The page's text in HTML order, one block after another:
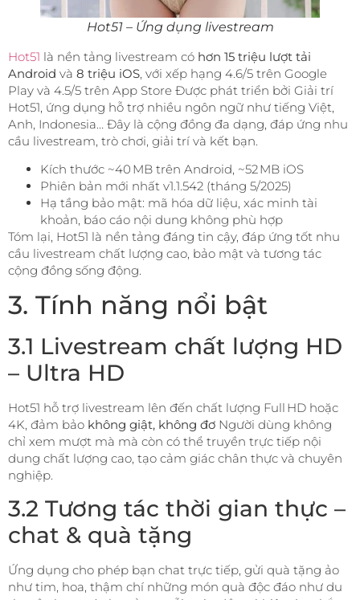
Hot51 – Ứng dụng livestream
Hot51 là nền tảng livestream có hơn 15 triệu lượt tải
Android và 8 triệu iOS , với xếp hạng 4.6/5 trên Google
Play và 4.5/5 trên App Store Được phát triển bởi Giải trí
Hot51, ứng dụng hỗ trợ nhiều ngôn ngữ như tiếng Việt,
Anh, Indonesia… Đây là cộng đồng đa dạng, đáp ứng nhu
cầu livestream, trò chơi, giải trí và kết bạn.
Kích thước ~40 MB trên Android, ~52 MB iOS
Phiên bản mới nhất v1.1.542 (tháng 5/2025)
Hạ tầng bảo mật: mã hóa dữ liệu, xác minh tài
khoản, báo cáo nội dung không phù hợp
Tóm lại, Hot51 là nền tảng đáng tin cậy, đáp ứng tốt nhu
cầu livestream chất lượng cao, bảo mật và tương tác
cộng đồng sống động.
3. Tính năng nổi bật
3.1 Livestream chất lượng HD
– Ultra HD
Hot51 hỗ trợ livestream lên đến chất lượng Full HD hoặc
4K, đảm bảo không giật, không đơ Người dùng không
chỉ xem mượt mà mà còn có thể truyền trực tiếp nội
dung chất lượng cao, tạo cảm giác chân thực và chuyên
nghiệp.
3.2 Tương tác thời gian thực –
chat & quà tặng
Ứng dụng cho phép bạn chat trực tiếp, gửi quà tặng ảo
như tim, hoa, thậm chí những món quà độc đáo như du